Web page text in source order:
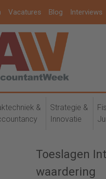
Vacatures Blog Interviews
&
Strategie &
Innovatie
Toeslagen
waardering